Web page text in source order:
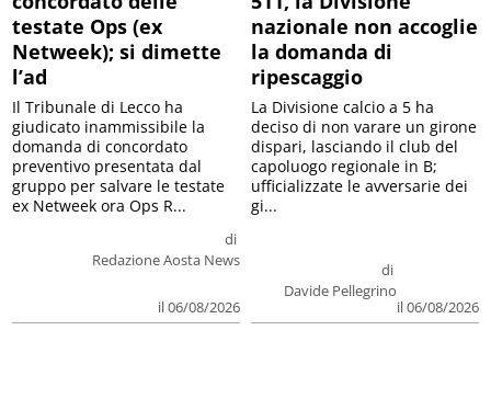
testate Ops (ex
Netweek); si dimette
l’ad
di
Redazione Aosta News
il 06/08/2026
Il Tribunale di Lecco ha
giudicato inammissibile la
domanda di concordato
preventivo presentata dal
gruppo per salvare le testate
ex Netweek ora Ops R...
nazionale non accoglie
la domanda di
ripescaggio
di
Davide Pellegrino
il 06/08/2026
La Divisione calcio a 5 ha
deciso di non varare un girone
dispari, lasciando il club del
capoluogo regionale in B;
ufficializzate le avversarie dei
gi...